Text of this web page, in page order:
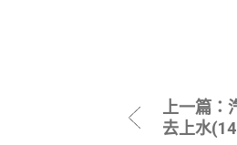
上一篇
去上水